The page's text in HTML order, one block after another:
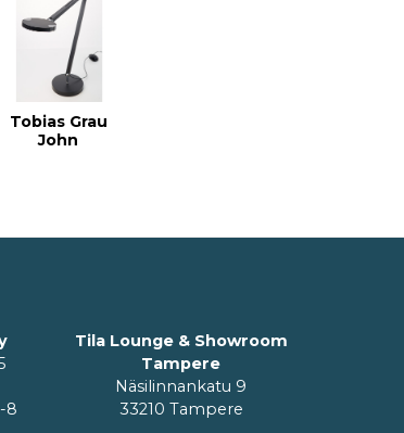
Tobias Grau
John
8
Tila Lounge & Showroom
Tampere
Näsilinnankatu 9
33210 Tampere